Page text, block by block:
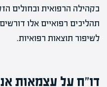
בקהילה הרפואית ובחולים
תהליכים רפואיים אלו
לשיפור תוצאות רפואיות.
דו"ח על עצמאות